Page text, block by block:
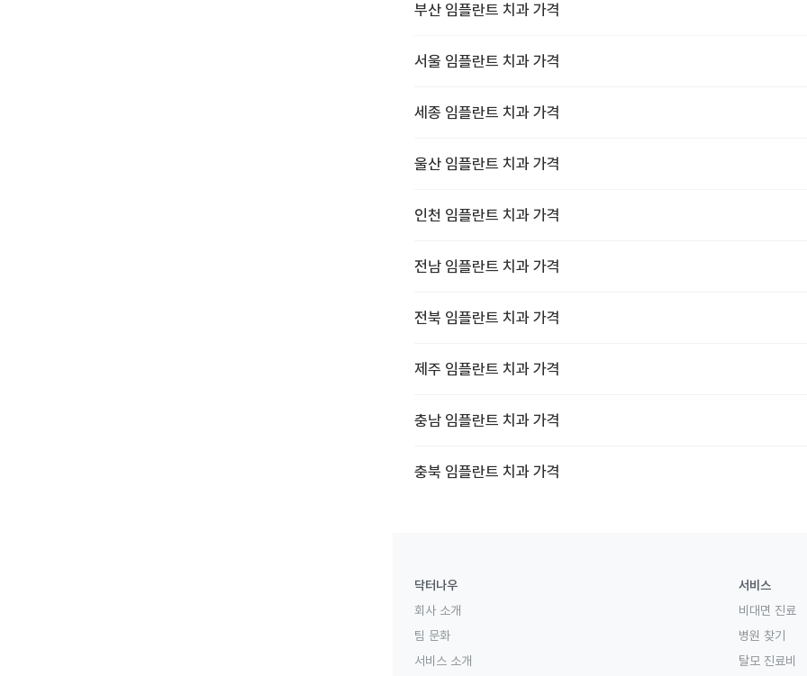
부산 임플란트 치과 가격
서울 임플란트 치과 가격
세종 임플란트 치과 가격
울산 임플란트 치과 가격
인천 임플란트 치과 가격
전남 임플란트 치과 가격
전북 임플란트 치과 가격
제주 임플란트 치과 가격
충남 임플란트 치과 가격
충북 임플란트 치과 가격
닥터나우
회사 소개
팀 문화
서비스 소개
서비스
비대면 진료
병원 찾기
탈모 진료비